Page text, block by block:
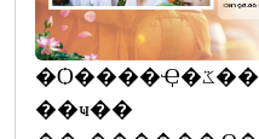
�Ѻ����Ҿ�ػ����� �Ǫ�� 20 ��ҹ
��ҹ��